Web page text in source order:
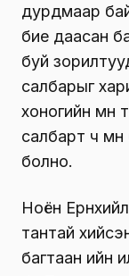
дурдмаар
бие даасан
буй
салбарыг
хоногийн өмнө
салбарт ч
болно.
Ноён
тантай
багтаан ийн